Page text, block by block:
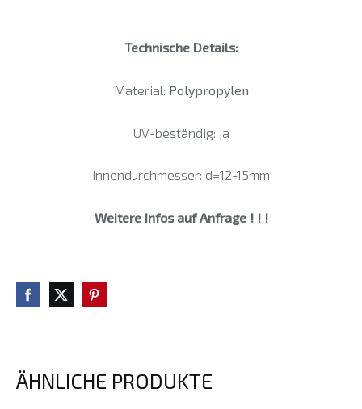
Technische Details:
Material: Polypropylen
UV-beständig: ja
Innendurchmesser: d=12-15mm
Weitere Infos auf Anfrage ! ! !
ÄHNLICHE PRODUKTE